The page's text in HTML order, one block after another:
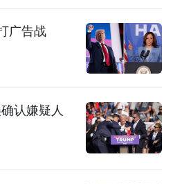
广告战
认嫌疑人